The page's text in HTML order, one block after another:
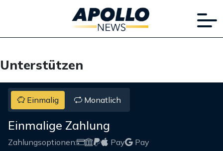
Unterstützen
Einmalig Monatlich
Einmalige Zahlung
Zahlungsoptionen: Pay
Pay